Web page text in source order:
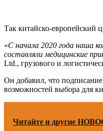
Так китайско-европейский
«С начала 2020 года наша
составляли медицинские
Ltd., грузового и
Он добавил, что
возможностей выбора для
Читайте и другие